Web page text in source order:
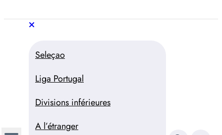
au
Trivela
L'actualité du football portugais
Seleçao
Liga Portugal
Divisions inférieures
A l’étranger